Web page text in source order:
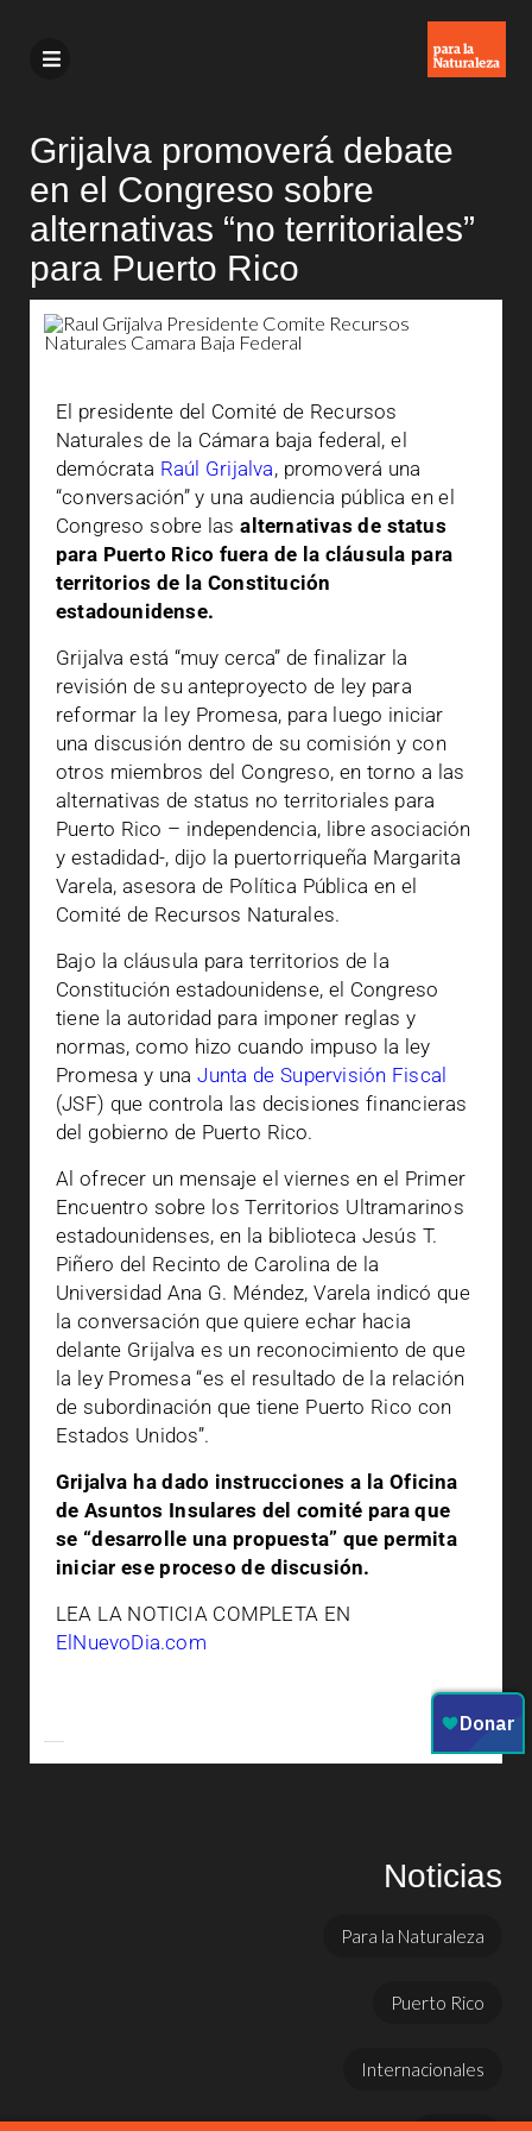
Grijalva promoverá debate
en el Congreso sobre
alternativas “no territoriales”
para Puerto Rico
El presidente del Comité de Recursos
Naturales de la Cámara baja federal, el
demócrata Raúl Grijalva, promoverá una
“conversación” y una audiencia pública en el
Congreso sobre lasalternativas de status
para Puerto Rico fuera de la cláusula para
territorios de la Constitución
estadounidense.
Grijalva está “muy cerca” de finalizar la
revisión de su anteproyecto de ley para
reformar la ley Promesa, para luego iniciar
una discusión dentro de su comisión y con
otros miembros del Congreso, en torno a las
alternativas de status no territoriales para
Puerto Rico – independencia, libre asociación
y estadidad-, dijo la puertorriqueña Margarita
Varela, asesora de Política Pública en el
Comité de Recursos Naturales.
Bajo la cláusula para territorios de la
Constitución estadounidense, el Congreso
tiene la autoridad para imponer reglas y
normas, como hizo cuando impuso la ley
Promesa y unaJunta de Supervisión Fiscal
(JSF) que controla las decisiones financieras
del gobierno de Puerto Rico.
Al ofrecer un mensaje el viernes en el Primer
Encuentro sobre los Territorios Ultramarinos
estadounidenses, en la biblioteca Jesús T.
Piñero del Recinto de Carolina de la
Universidad Ana G. Méndez, Varela indicó que
la conversación que quiere echar hacia
delante Grijalva es un reconocimiento de que
la ley Promesa “es el resultado de la relación
de subordinación que tiene Puerto Rico con
Estados Unidos”.
Grijalva ha dado instrucciones a la Oficina
de Asuntos Insulares del comité para que
se “desarrolle una propuesta” que permita
iniciar ese proceso de discusión.
LEA LA NOTICIA COMPLETA EN
ElNuevoDia.com
Noticias
Para la Naturaleza
Puerto Rico
Internacionales